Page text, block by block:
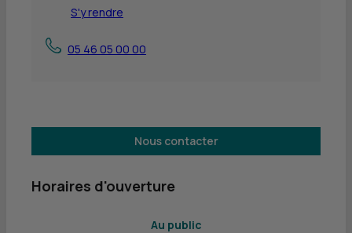
S'y rendre
05 46 05 00 00
Nous contacter
Horaires d'ouverture
Au public